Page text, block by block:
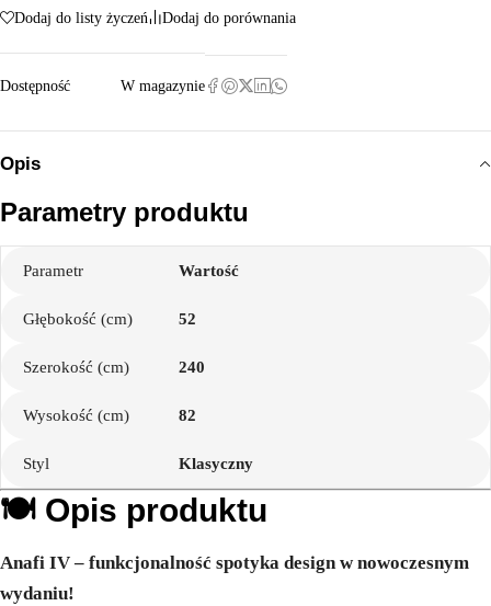
Dodaj do listy życzeń Dodaj do porównania
Dostępność W magazynie
Opis
Parametry produktu
Parametr Wartość
Głębokość (cm) 52
Szerokość (cm) 240
Wysokość (cm) 82
Styl Klasyczny
🍽️ Opis produktu
Anafi IV – funkcjonalność spotyka design w nowoczesnym
wydaniu!